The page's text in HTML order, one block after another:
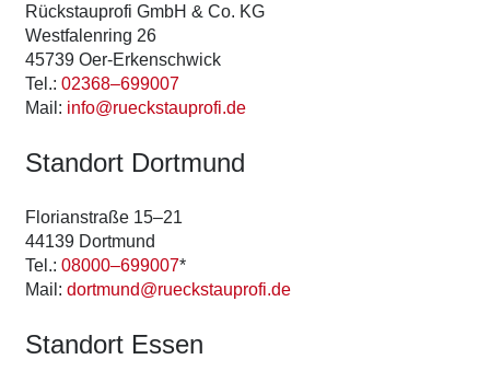
Rück­stau­pro­fi GmbH & Co. KG
West­fa­len­ring 26
45739 Oer-Erken­sch­wick
Tel.: 02368–699007
Mail: info@rueckstauprofi.de
Stand­ort Dort­mund
Flo­ri­an­stra­ße 15–21
44139 Dort­mund
Tel.: 08000–699007*
Mail: dortmund@rueckstauprofi.de
Stand­ort Essen